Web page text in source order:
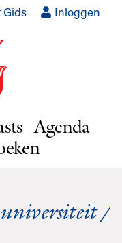
Gids Inloggen
Agenda
/